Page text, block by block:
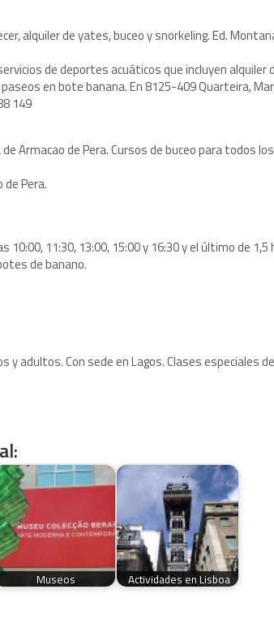
alquiler de yates, buceo y snorkeling. Ed.
de deportes acuáticos que incluyen alquiler
en bote banana. En 8125-409 Quarteira,
149
Armacao de Pera. Cursos de buceo para todos
de Pera.
11:30, 13:00, 15:00 y 16:30 y el último de 1,5
de banano.
y adultos. Con sede en Lagos. Clases especiales
Museos Actividades en Lisboa